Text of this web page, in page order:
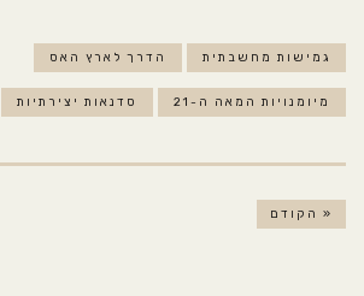
גמישות מחשבתית הדרך לארץ האס
מיומנויות המאה ה-21 סדנאות יצירתיות
« הקודם